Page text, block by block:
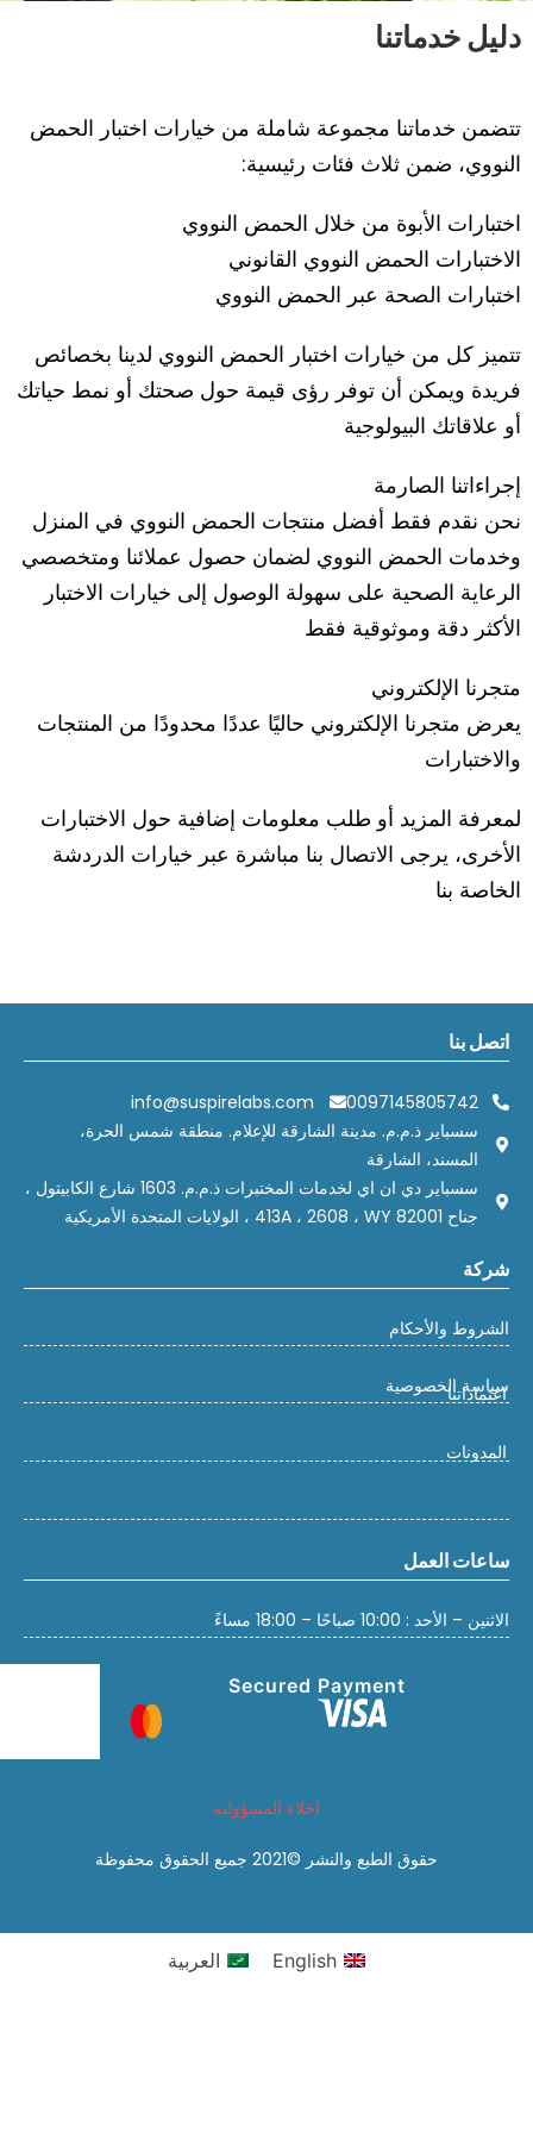
دليل خدماتنا
تتضمن خدماتنا مجموعة شاملة من خيارات اختبار الحمض
النووي، ضمن ثلاث فئات رئيسية:
اختبارات الأبوة من خلال الحمض النووي
الاختبارات الحمض النووي القانوني
اختبارات الصحة عبر الحمض النووي
تتميز كل من خيارات اختبار الحمض النووي لدينا بخصائص
فريدة ويمكن أن توفر رؤى قيمة حول صحتك أو نمط حياتك
أو علاقاتك البيولوجية
إجراءاتنا الصارمة
نحن نقدم فقط أفضل منتجات الحمض النووي في المنزل
وخدمات الحمض النووي لضمان حصول عملائنا ومتخصصي
الرعاية الصحية على سهولة الوصول إلى خيارات الاختبار
الأكثر دقة وموثوقية فقط
متجرنا الإلكتروني
يعرض متجرنا الإلكتروني حاليًا عددًا محدودًا من المنتجات
والاختبارات
لمعرفة المزيد أو طلب معلومات إضافية حول الاختبارات
الأخرى، يرجى الاتصال بنا مباشرة عبر خيارات الدردشة
الخاصة بنا
اتصل بنا
0097145805742
info@suspirelabs.com
سسباير ذ.م.م. مدينة الشارقة للإعلام. منطقة شمس الحرة،
المسند، الشارقة
سسباير دي ان اي لخدمات المختبرات ذ.م.م. 1603 شارع الكابيتول ،
جناح 413A ، 2608 ، WY 82001 ، الولايات المتحدة الأمريكية
شركة
الشروط والأحكام
سياسة الخصوصية
اعتماداتنا
المدونات
ساعات العمل
الاثنين – الأحد : 10:00 صباحًا – 18:00 مساءً
Secured Payment
اخلاء المسؤوليه
حقوق الطبع والنشر ©2021 جميع الحقوق محفوظة
English العربية